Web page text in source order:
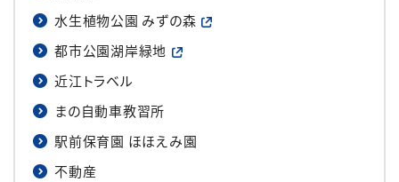
水生植物公園 みずの森
都市公園湖岸緑地
近江トラベル
まの自動車教習所
駅前保育園 ほほえみ園
不動産